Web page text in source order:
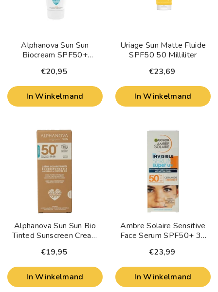
Alphanova Sun Sun
Biocream SPF50+
€20,95
In Winkelmand
Uriage Sun Matte Fluide
SPF50 50 Milliliter
€23,69
In Winkelmand
Alphanova Sun Sun Bio
Tinted Sunscreen Cream
€19,95
In Winkelmand
Ambre Solaire Sensitive
Face Serum SPF50+ 30
€23,99
In Winkelmand